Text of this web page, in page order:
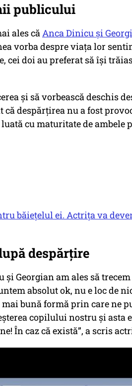
publicului
ales căAnca Dinicu și
vorba despre viața lor
cei doi au preferat să își
și să vorbească deschis
despărțirea nu a fost
cu maturitate de ambele
băiețelul ei. Actrița va
despărțire
Georgian am ales să
absolut ok, nu e loc de
bună formă prin care ne
copilului nostru și asta
În caz că există”, a scris